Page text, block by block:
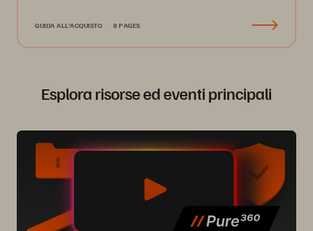
GUIDA ALL'ACQUISTO 8 PAGES
Esplora risorse ed eventi principali